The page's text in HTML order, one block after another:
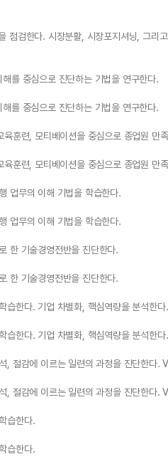
점검한다. 시장분활, 시장포지셔닝, 그리
를 중심으로 진단하는 기법을 연구한다.
를 중심으로 진단하는 기법을 연구한다.
훈련, 모티베이션을 중심으로 종업원 만
훈련, 모티베이션을 중심으로 종업원 만
업무의 이해 기법을 학습한다.
업무의 이해 기법을 학습한다.
한 기술경영전반을 진단한다.
한 기술경영전반을 진단한다.
습한다. 기업 차별화, 핵심역량을 분석한다.
습한다. 기업 차별화, 핵심역량을 분석한다.
, 절감에 이르는 일련의 과정을 진단한다.
, 절감에 이르는 일련의 과정을 진단한다.
습한다.
습한다.